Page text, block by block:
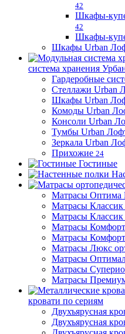
42
Шкафы-
42
Шкафы-
Шкафы Urban
система хранения
Гардеробные
Стеллажи Urban
Шкафы Urban
Комоды Urban
Консоли Urban
Тумбы Urban
Зеркала Urban
Прихожие 24
Гостиные
Матрасы Оптима
Матрасы Классик
Матрасы Классик
Матрасы
Матрасы
Матрасы Люкс
Матрасы
Матрасы
Матрасы
кровати по сериям
Двухъярусная
Двухъярусная